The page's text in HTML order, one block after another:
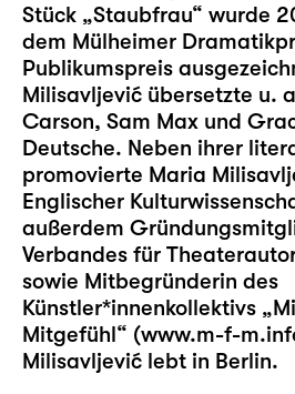
Stück „Staubfrau“ wurde
dem Mülheimer
Publikumspreis
Milisavljević übersetzte u.
Carson, Sam Max und
Deutsche. Neben ihrer
promovierte Maria
Englischer
außerdem
Verbandes für
sowie Mitbegründerin des
Künstler*innenkollektivs
Mitgefühl“ (www.m-f-
Milisavljević lebt in Berlin.